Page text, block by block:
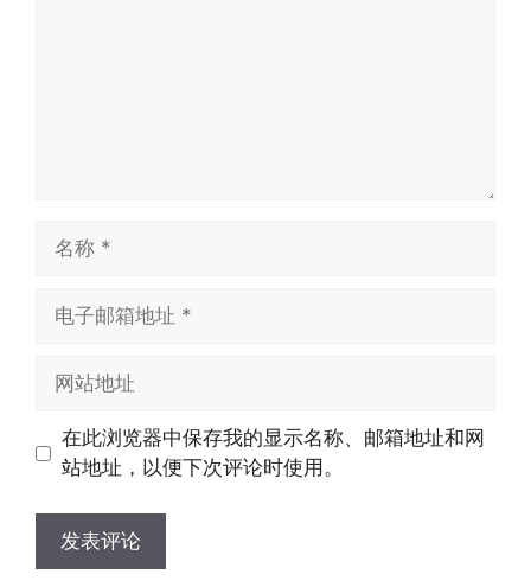
址
址
在此浏览器中保存我的显示名称、邮箱地址和网
站地址，以便下次评论时使用。